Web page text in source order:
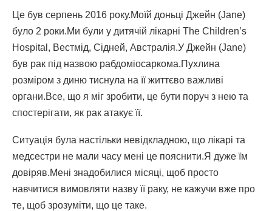
Це був серпень 2016 року.Моїй доньці Джейн (Jane)
було 2 роки.Ми були у дитячій лікарні The Children’s
Hospital, Вестмід, Сідней, Австралія.У Джейн (Jane)
був рак під назвою рабдоміосаркома.Пухлина
розміром з диню тиснула на її життєво важливі
органи.Все, що я міг зробити, це бути поруч з нею та
спостерігати, як рак атакує її.
Ситуація була настільки невідкладною, що лікарі та
медсестри не мали часу мені це пояснити.Я дуже їм
довіряв.Мені знадобилися місяці, щоб просто
навчитися вимовляти назву її раку, не кажучи вже про
те, щоб зрозуміти, що це таке.